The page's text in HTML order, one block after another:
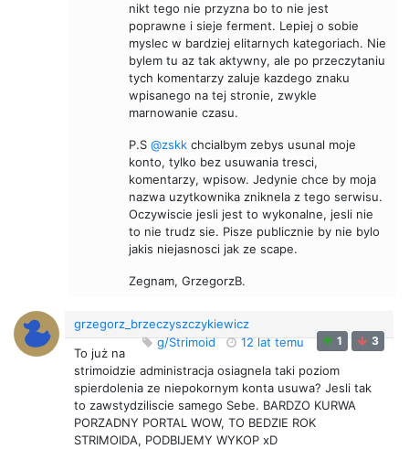
nikt tego nie przyzna bo to nie jest
poprawne i sieje ferment. Lepiej o sobie
myslec w bardziej elitarnych kategoriach. Nie
bylem tu az tak aktywny, ale po przeczytaniu
tych komentarzy zaluje kazdego znaku
wpisanego na tej stronie, zwykle
marnowanie czasu.
P.S @zskk chcialbym zebys usunal moje
konto, tylko bez usuwania tresci,
komentarzy, wpisow. Jedynie chce by moja
nazwa uzytkownika zniknela z tego serwisu.
Oczywiscie jesli jest to wykonalne, jesli nie
to nie trudz sie. Pisze publicznie by nie bylo
jakis niejasnosci jak ze scape.
Zegnam, GrzegorzB.
grzegorz_brzeczyszczykiewicz
g/Strimoid
12 lat temu 1 3
To już na
strimoidzie administracja osiagnela taki poziom
spierdolenia ze niepokornym konta usuwa? Jesli tak
to zawstydziliscie samego Sebe. BARDZO KURWA
PORZADNY PORTAL WOW, TO BEDZIE ROK
STRIMOIDA, PODBIJEMY WYKOP xD